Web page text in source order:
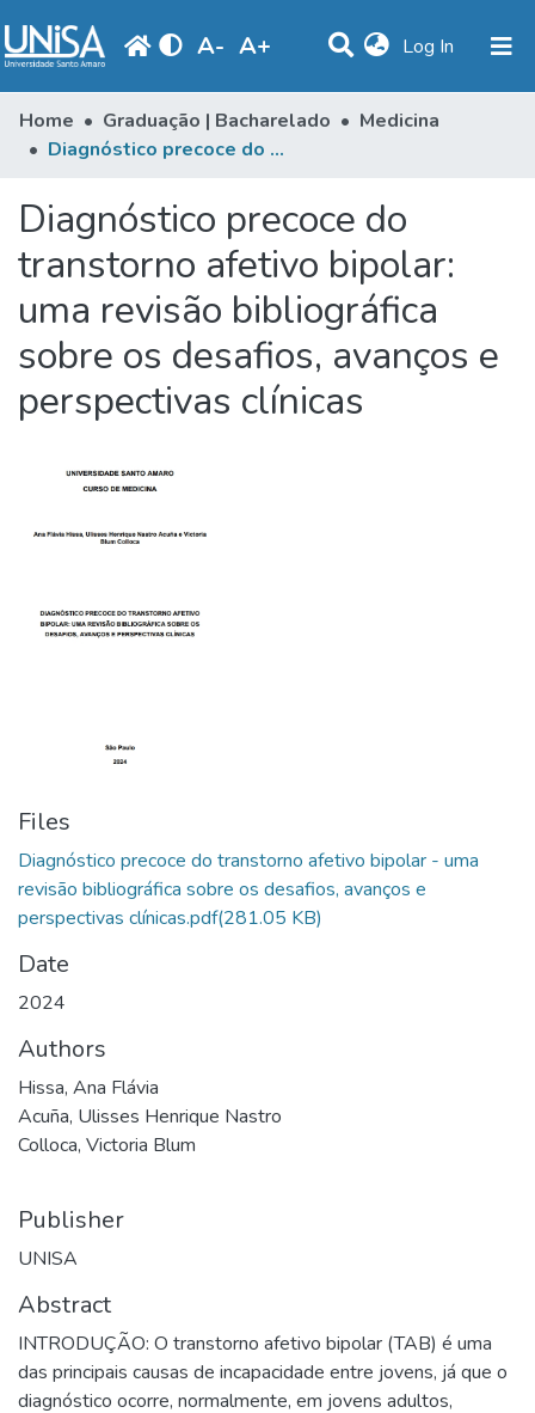
A- A+ Log In (current)
Statistics
Communities & Collections
Browse
Produção Docente
Library
Periodicals
Home Graduação | Bacharelado
Medicina
Diagnóstico precoce do transtorno afetivo bipolar: uma revisão bibliográfica sobre os desafios, avanços e perspectivas clínicas
Diagnóstico precoce do
transtorno afetivo bipolar:
uma revisão bibliográfica
sobre os desafios, avanços e
perspectivas clínicas
Files
Diagnóstico precoce do transtorno afetivo bipolar - uma
revisão bibliográfica sobre os desafios, avanços e
perspectivas clínicas.pdf(281.05 KB)
Date
2024
Authors
Hissa, Ana Flávia
Acuña, Ulisses Henrique Nastro
Colloca, Victoria Blum
Publisher
UNISA
Abstract
INTRODUÇÃO: O transtorno afetivo bipolar (TAB) é uma
das principais causas de incapacidade entre jovens, já que o
diagnóstico ocorre, normalmente, em jovens adultos,